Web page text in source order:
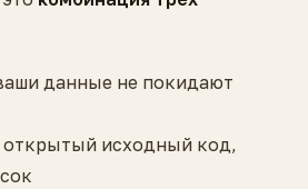
данные не покидают
открытый исходный код,